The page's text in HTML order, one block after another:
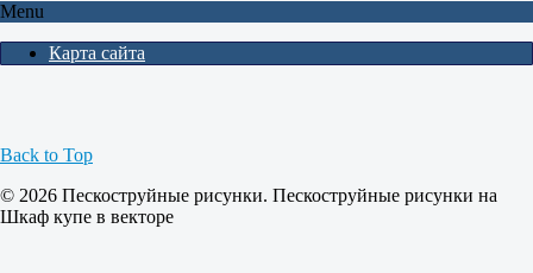
Menu
Карта сайта
Back to Top
© 2026 Пескоструйные рисунки. Пескоструйные рисунки на
Шкаф купе в векторе